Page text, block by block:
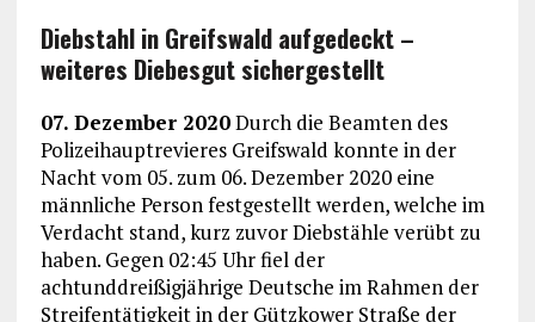
Diebstahl in Greifswald aufgedeckt –
weiteres Diebesgut sichergestellt
07. Dezember 2020Durch die Beamten des
Polizeihauptrevieres Greifswald konnte in der
Nacht vom 05. zum 06. Dezember 2020 eine
männliche Person festgestellt werden, welche im
Verdacht stand, kurz zuvor Diebstähle verübt zu
haben. Gegen 02:45 Uhr fiel der
achtunddreißigjährige Deutsche im Rahmen der
Streifentätigkeit in der Gützkower Straße der